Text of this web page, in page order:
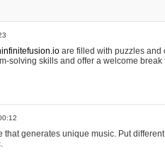
are filled with puzzles and
solving skills and offer a welcome break
that generates unique music. Put